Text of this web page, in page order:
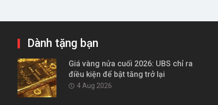
Dành tặng bạn
Giá vàng nửa cuối 2026: UBS chỉ ra
điều kiện để bật tăng trở lại
4 Aug 2026